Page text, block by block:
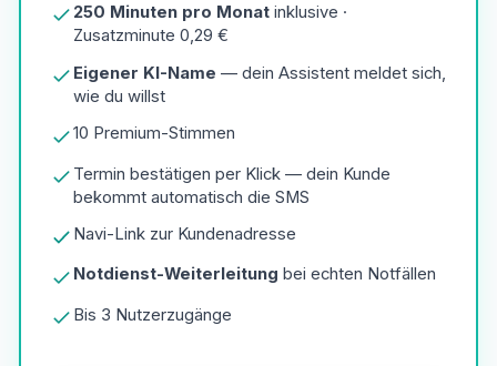
250 Minuten pro Monatinklusive ·
Zusatzminute 0,29 €
Eigener KI-Name — dein Assistent meldet sich,
wie du willst
10 Premium-Stimmen
Termin bestätigen per Klick — dein Kunde
bekommt automatisch die SMS
Navi-Link zur Kundenadresse
Notdienst-Weiterleitung bei echten Notfällen
Bis 3 Nutzerzugänge